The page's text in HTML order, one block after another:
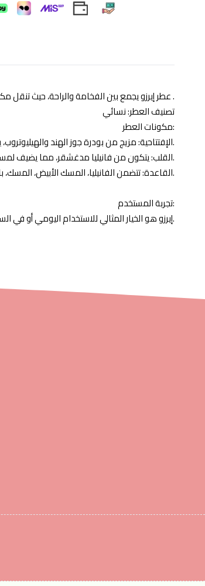
عطر إيرزو يجمع بين الفخامة والراحة، حيث تنقل مكوناته الحواس إلى عالم من السحر والجاذبية .
تصنيف العطر: نسائي
مكونات العطر:
- الإفتتاحية: مزيج من بودرة جوز الهند والهيليوتروب، يمنح شعورًا هادئًا واستوائيًا.
- القلب: يتكون من فانيليا مدغشقر، مما يضيف لمسة حلوة ودافئة.
- القاعدة: تتضمن الفانيليا، المسك الأبيض، المسك، بالو سانتو، لاكتونات، وجوز الهند، مما يوفر إحساسًا غنيًا يدوم طويلًا.
تجربة المستخدم:
إيرزو هو الخيار المثالي للاستخدام اليومي أو في السهرات الخاصة، حيث يترك أثراً مميزاً يدوم طويلاً.